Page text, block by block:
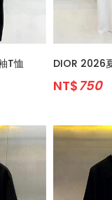
T恤 DIOR 2026
NT$750